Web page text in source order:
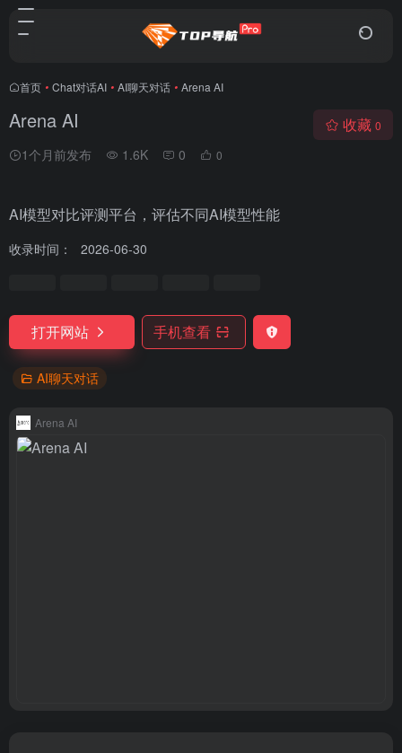
首页 • Chat对话AI • AI聊天对话 • Arena AI
Arena AI
1个月前发布 1.6K 0 0
收藏 0
AI模型对比评测平台，评估不同AI模型性能
收录时间： 2026-06-30
打开网站 手机查看
AI聊天对话
Arena AI